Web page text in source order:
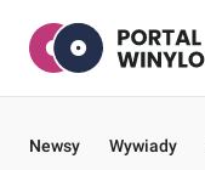
Newsy Wywiady